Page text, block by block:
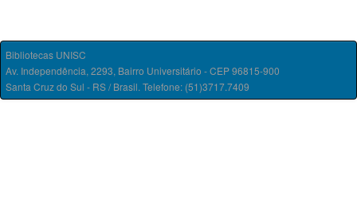
Bibliotecas UNISC
Av. Independência, 2293, Bairro Universitário - CEP 96815-900
Santa Cruz do Sul - RS / Brasil. Telefone: (51)3717.7409